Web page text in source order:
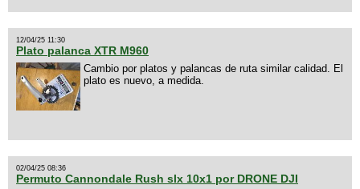
12/04/25 11:30
Plato palanca XTR M960
Cambio por platos y palancas de ruta similar calidad. El
plato es nuevo, a medida.
02/04/25 08:36
Permuto Cannondale Rush slx 10x1 por DRONE DJI